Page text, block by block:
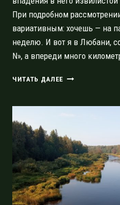
При подробном
вариативным: хочешь — на
неделю. И вот я в Любани,
N», а впереди много
ЧИТАТЬ ДАЛЕЕ ТЁМНЫЕ
ЭПИЗОД
БОЛЬШАЯ
КУНЕСТЬ